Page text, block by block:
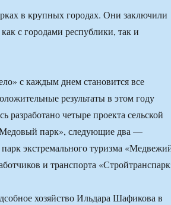
в крупных городах. Они заключили
с городами республики, так и
с каждым днем становится все
результаты в этом году
четыре проекта сельской
парк», следующие два —
экстремального туризма
и транспорта
хозяйство Ильдара Шафикова в